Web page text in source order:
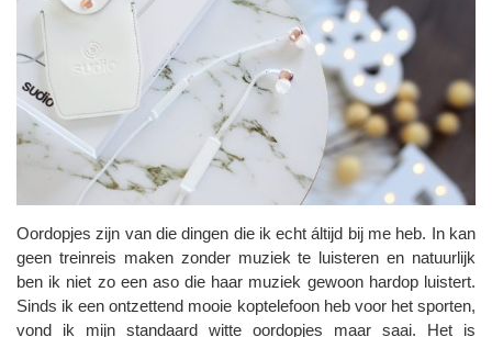
Oordopjes zijn van die dingen die ik echt áltijd bij me heb. In kan
geen treinreis maken zonder muziek te luisteren en natuurlijk
ben ik niet zo een aso die haar muziek gewoon hardop luistert.
Sinds ik een ontzettend mooie koptelefoon heb voor het sporten,
vond ik mijn standaard witte oordopjes maar saai. Het is